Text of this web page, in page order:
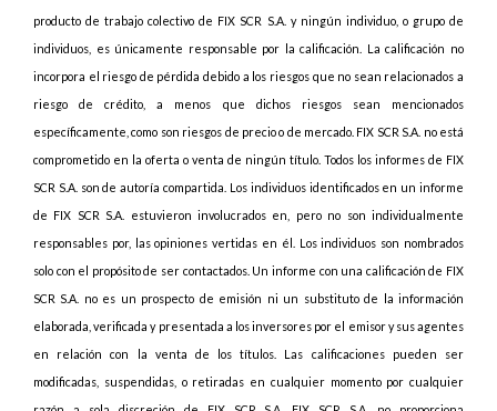
producto de trabajo colectivo de FIX SCR S.A. y ningún individuo, o grupo de
individuos, es únicamente responsable por la calificación. La calificación no
incorpora el riesgo de pérdida debido a los riesgos que no sean relacionados a
riesgo de crédito, a menos que dichos riesgos sean mencionados
específicamente, como son riesgos de precio o de mercado. FIX SCR S.A. no está
comprometido en la oferta o venta de ningún título. Todos los informes de FIX
SCR S.A. son de autoría compartida. Los individuos identificados en un informe
de FIX SCR S.A. estuvieron involucrados en, pero no son individualmente
responsables por, las opiniones vertidas en él. Los individuos son nombrados
solo con el propósito de ser contactados. Un informe con una calificación de FIX
SCR S.A. no es un prospecto de emisión ni un substituto de la información
elaborada, verificada y presentada a los inversores por el emisor y sus agentes
en relación con la venta de los títulos. Las calificaciones pueden ser
modificadas, suspendidas, o retiradas en cualquier momento por cualquier